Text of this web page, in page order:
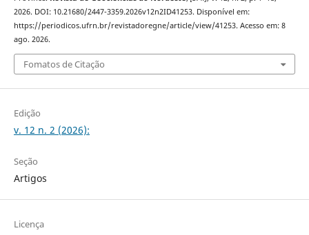
2026. DOI: 10.21680/2447-3359.2026v12n2ID41253. Disponível em:
https://periodicos.ufrn.br/revistadoregne/article/view/41253. Acesso em: 8
ago. 2026.
Fomatos de Citação
Edição
v. 12 n. 2 (2026):
Seção
Artigos
Licença